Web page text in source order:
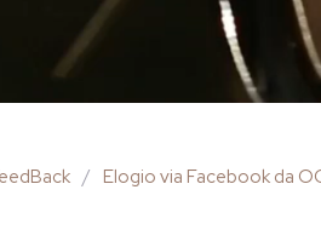
/ Elogio via Facebook da